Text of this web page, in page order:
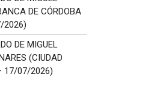
DE CÓRDOBA
2026)
DE MIGUEL
(CIUDAD
17/07/2026)